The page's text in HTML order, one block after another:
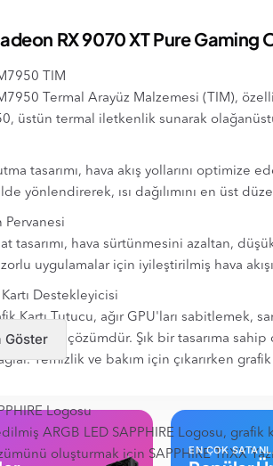
RX 9070 XT Pure Gaming
TIM
Termal Arayüz Malzemesi (TIM),
üstün termal iletkenlik sunarak
tasarımı, hava akış yollarını
yönlendirerek, ısı dağılımını en üst
Pervanesi
tasarımı, hava sürtünmesini azaltan,
zorlu uygulamalar için iyileştirilmiş hava
Destekleyicisi
Kartı Tutucu, ağır GPU'ları sabitlemek,
yönlü bir çözümdür. Şık bir tasarıma
Temizlik ve bakım için çıkarırken
Logosu
ARGB LED SAPPHIRE Logosu,
oluşturmak için SAPPHIRE TriXX
Göster
EN ÇOK